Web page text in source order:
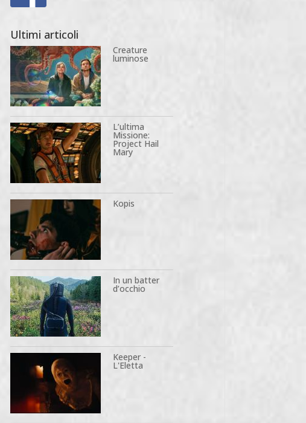
Ultimi articoli
Creature
luminose
L’ultima
Missione:
Project Hail
Mary
Kopis
In un batter
d’occhio
Keeper -
L'Eletta